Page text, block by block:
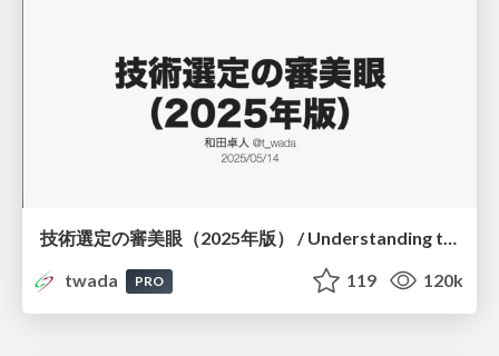
技術選定の審美眼（2025年版） / Understanding the Spiral of Technologies 2025 edition
twada
PRO 119 120k